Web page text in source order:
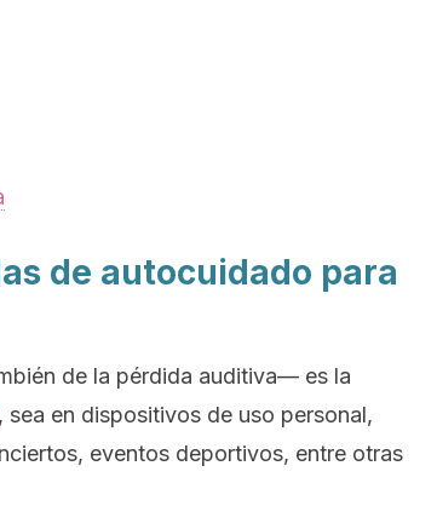
de autocuidado para
de la pérdida auditiva— es la
, sea en dispositivos de uso personal,
eventos deportivos, entre otras